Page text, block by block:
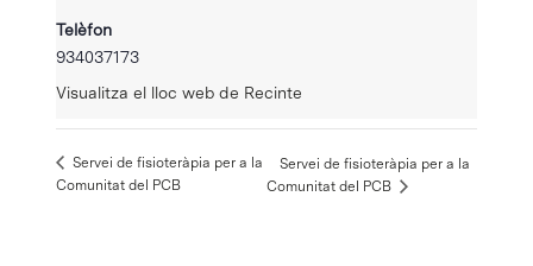
Telèfon
934037173
Visualitza el lloc web de Recinte
Servei de fisioteràpia per a la
Comunitat del PCB
Servei de fisioteràpia per a la
Comunitat del PCB